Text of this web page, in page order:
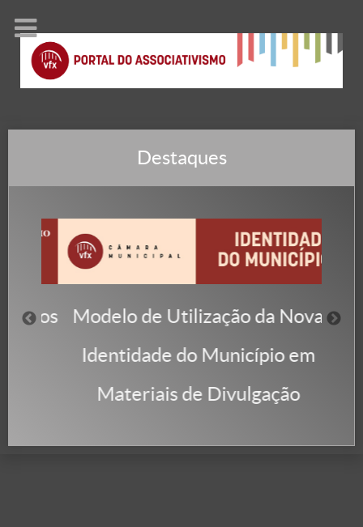
Destaques
Modelo de Utilização da Nova
Identidade do Município em
Materiais de Divulgação